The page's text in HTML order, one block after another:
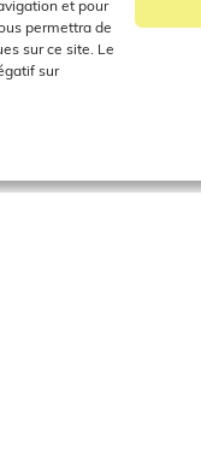
et pour
permettra de
sur ce site. Le
sur